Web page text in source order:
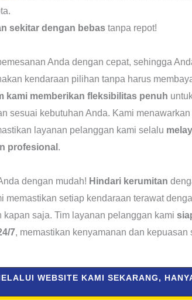
sekitar dengan bebastanpa repot!
Anda dengan cepat, sehingga
kendaraan pilihan tanpa harus
kami memberikan fleksibilitas penuh
sesuai kebutuhan Anda. Kami menawarkan
layanan pelanggan kami selalu
profesional .
dengan mudah! Hindari kerumitan
memastikan setiap kendaraan terawat
kapan saja. Tim layanan pelanggan kami
7, memastikan kenyamanan dan kepuasan
WEBSITE KAMI SEKARANG,